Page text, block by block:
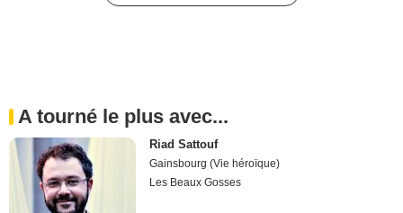
A tourné le plus avec...
Riad Sattouf
Gainsbourg (Vie héroïque)
Les Beaux Gosses